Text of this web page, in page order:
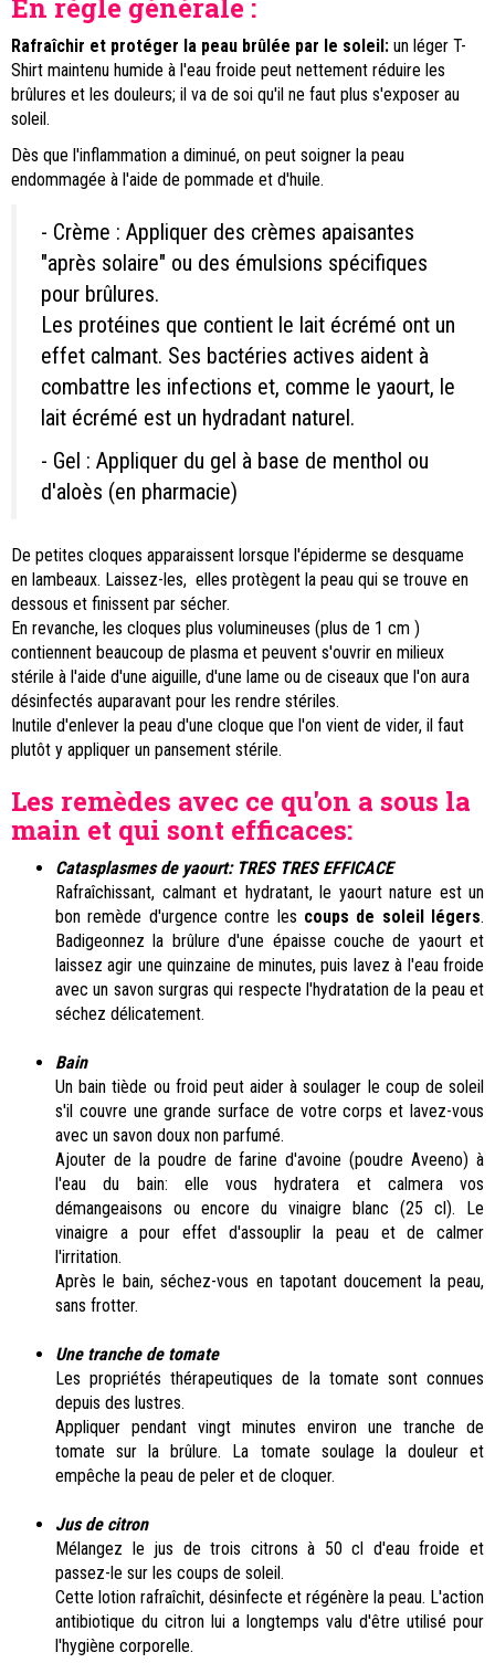
En règle générale :
Rafraîchir et protéger la peau brûlée par le soleil: un léger T-
Shirt maintenu humide à l'eau froide peut nettement réduire les
brûlures et les douleurs; il va de soi qu'il ne faut plus s'exposer au
soleil.
Dès que l'inflammation a diminué, on peut soigner la peau
endommagée à l'aide de pommade et d'huile.
- Crème : Appliquer des crèmes apaisantes
"après solaire" ou des émulsions spécifiques
pour brûlures.
Les protéines que contient le lait écrémé ont un
effet calmant. Ses bactéries actives aident à
combattre les infections et, comme le yaourt, le
lait écrémé est un hydradant naturel.
- Gel : Appliquer du gel à base de menthol ou
d'aloès (en pharmacie)
De petites cloques apparaissent lorsque l'épiderme se desquame
en lambeaux. Laissez-les, elles protègent la peau qui se trouve en
dessous et finissent par sécher.
En revanche, les cloques plus volumineuses (plus de 1 cm )
contiennent beaucoup de plasma et peuvent s'ouvrir en milieux
stérile à l'aide d'une aiguille, d'une lame ou de ciseaux que l'on aura
désinfectés auparavant pour les rendre stériles.
Inutile d'enlever la peau d'une cloque que l'on vient de vider, il faut
plutôt y appliquer un pansement stérile.
Les remèdes avec ce qu'on a sous la
main et qui sont efficaces:
Catasplasmes de yaourt: TRES TRES EFFICACE
Rafraîchissant, calmant et hydratant, le yaourt nature est un
bon remède d'urgence contre les coups de soleil légers.
Badigeonnez la brûlure d'une épaisse couche de yaourt et
laissez agir une quinzaine de minutes, puis lavez à l'eau froide
avec un savon surgras qui respecte l'hydratation de la peau et
séchez délicatement.
Bain
Un bain tiède ou froid peut aider à soulager le coup de soleil
s'il couvre une grande surface de votre corps et lavez-vous
avec un savon doux non parfumé.
Ajouter de la poudre de farine d'avoine (poudre Aveeno) à
l'eau du bain: elle vous hydratera et calmera vos
démangeaisons ou encore du vinaigre blanc (25 cl). Le
vinaigre a pour effet d'assouplir la peau et de calmer
l'irritation.
Après le bain, séchez-vous en tapotant doucement la peau,
sans frotter.
Une tranche de tomate
Les propriétés thérapeutiques de la tomate sont connues
depuis des lustres.
Appliquer pendant vingt minutes environ une tranche de
tomate sur la brûlure. La tomate soulage la douleur et
empêche la peau de peler et de cloquer.
Jus de citron
Mélangez le jus de trois citrons à 50 cl d'eau froide et
passez-le sur les coups de soleil.
Cette lotion rafraîchit, désinfecte et régénère la peau. L'action
antibiotique du citron lui a longtemps valu d'être utilisé pour
l'hygiène corporelle.